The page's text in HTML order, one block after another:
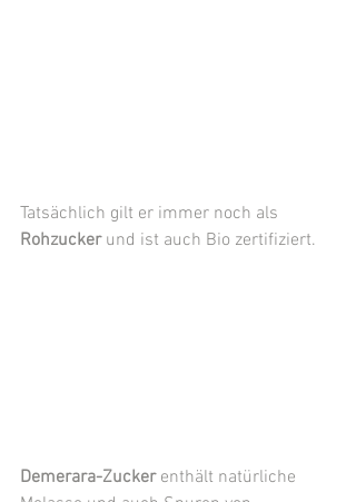
Tatsächlich gilt er immer noch als
Rohzucker und ist auch Bio zertifiziert.
Demerara-Zucker enthält natürliche